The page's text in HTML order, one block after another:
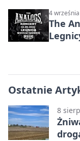
4
The
Ostatnie
8